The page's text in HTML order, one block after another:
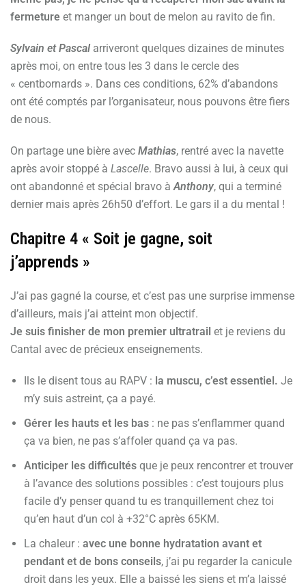
fermeture et manger un bout de melon au ravito de fin.
Sylvain et Pascalarriveront quelques dizaines de minutes
après moi, on entre tous les 3 dans le cercle des
« centbornards ». Dans ces conditions, 62% d’abandons
ont été comptés par l’organisateur, nous pouvons être fiers
de nous.
On partage une bière avec Mathias, rentré avec la navette
après avoir stoppé à Lascelle. Bravo aussi à lui, à ceux qui
ont abandonné et spécial bravo àAnthony, qui a terminé
dernier mais après 26h50 d’effort. Le gars il a du mental !
Chapitre 4 « Soit je gagne, soit
j’apprends »
J’ai pas gagné la course, et c’est pas une surprise immense
d’ailleurs, mais j’ai atteint mon objectif.
Je suis finisher de mon premier ultratrail et je reviens du
Cantal avec de précieux enseignements.
Ils le disent tous au RAPV : la muscu, c’est essentiel. Je
m’y suis astreint, ça a payé.
Gérer les hauts et les bas : ne pas s’enflammer quand
ça va bien, ne pas s’affoler quand ça va pas.
Anticiper les difficultés que je peux rencontrer et trouver
à l’avance des solutions possibles : c’est toujours plus
facile d’y penser quand tu es tranquillement chez toi
qu’en haut d’un col à +32°C après 65KM.
La chaleur : avec une bonne hydratation avant et
pendant et de bons conseils, j’ai pu regarder la canicule
droit dans les yeux. Elle a baissé les siens et m’a laissé